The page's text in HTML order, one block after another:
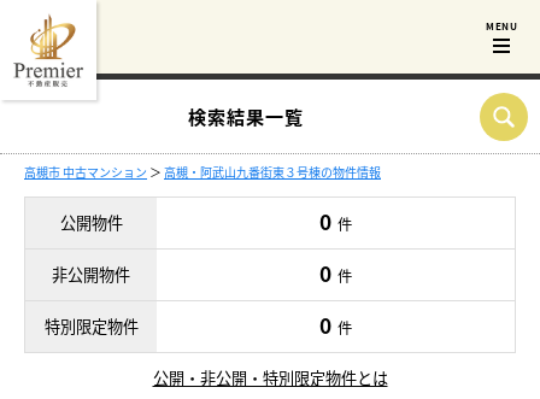
検索結果一覧
高槻市 中古マンション ＞ 高槻・阿武山九番街東３号棟の物件情報
公開物件 0 件
非公開物件 0 件
特別限定物件 0 件
公開・非公開・特別限定物件とは